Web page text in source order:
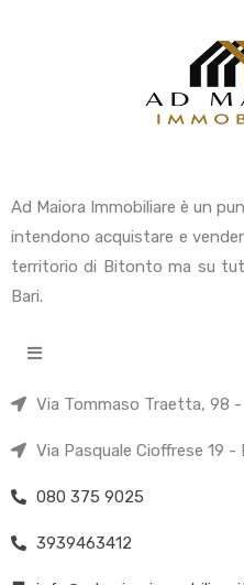
Ad Maiora Immobiliare è un
intendono acquistare e
territorio di Bitonto ma su
Bari.
Via Tommaso Traetta, 98 -
Via Pasquale Cioffrese 19 -
080 375 9025
3939463412